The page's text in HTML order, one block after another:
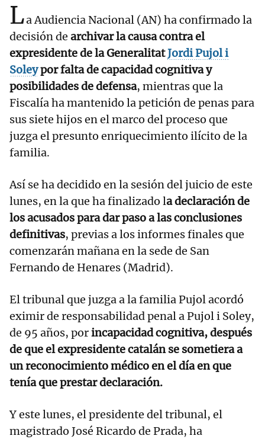
La Audiencia Nacional (AN) ha confirmado la
decisión de archivar la causa contra el
expresidente de la GeneralitatJordi Pujol i
Soleypor falta de capacidad cognitiva y
posibilidades de defensa, mientras que la
Fiscalía ha mantenido la petición de penas para
sus siete hijos en el marco del proceso que
juzga el presunto enriquecimiento ilícito de la
familia.
Así se ha decidido en la sesión del juicio de este
lunes, en la que ha finalizado la declaración de
los acusados para dar paso a las conclusiones
definitivas, previas a los informes finales que
comenzarán mañana en la sede de San
Fernando de Henares (Madrid).
El tribunal que juzga a la familia Pujol acordó
eximir de responsabilidad penal a Pujol i Soley,
de 95 años, porincapacidad cognitiva, después
de que el expresidente catalán se sometiera a
un reconocimiento médico en el día en que
tenía que prestar declaración.
Y este lunes, el presidente del tribunal, el
magistrado José Ricardo de Prada, ha